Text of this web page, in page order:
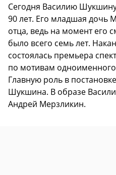
Сегодня Василию
90 лет. Его младшая дочь
отца, ведь на момент его
было всего семь лет.
состоялась премьера
по мотивам
Главную роль в
Шукшина. В образе
Андрей Мерзликин.